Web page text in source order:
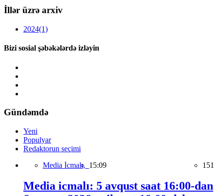
İllər üzrə arxiv
2024(1)
Bizi sosial şəbəkələrdə izləyin
Gündəmdə
Yeni
Populyar
Redaktorun seçimi
Media İcmalı, 15:09 151
Media icmalı: 5 avqust saat 16:00-dan